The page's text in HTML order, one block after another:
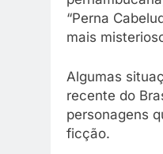
“Perna
mais
Algumas
recente do
personagens
ficção.